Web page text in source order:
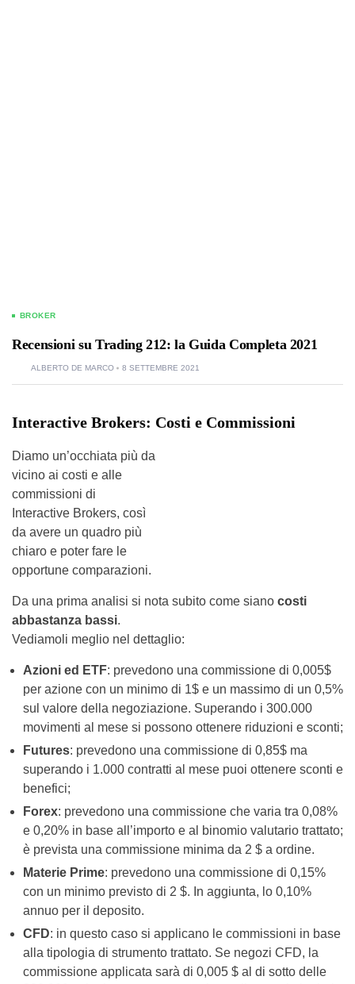
BROKER
Recensioni su Trading 212: la Guida Completa 2021
ALBERTO DE MARCO 8 SETTEMBRE 2021
Interactive Brokers: Costi e Commissioni
Diamo un’occhiata più da
vicino ai costi e alle
commissioni di
Interactive Brokers, così
da avere un quadro più
chiaro e poter fare le
opportune comparazioni.
Da una prima analisi si nota subito come siano costi
abbastanza bassi.
Vediamoli meglio nel dettaglio:
Azioni ed ETF: prevedono una commissione di 0,005$
per azione con un minimo di 1$ e un massimo di un 0,5%
sul valore della negoziazione. Superando i 300.000
movimenti al mese si possono ottenere riduzioni e sconti;
Futures: prevedono una commissione di 0,85$ ma
superando i 1.000 contratti al mese puoi ottenere sconti e
benefici;
Forex: prevedono una commissione che varia tra 0,08%
e 0,20% in base all’importo e al binomio valutario trattato;
è prevista una commissione minima da 2 $ a ordine.
Materie Prime: prevedono una commissione di 0,15%
con un minimo previsto di 2 $. In aggiunta, lo 0,10%
annuo per il deposito.
CFD: in questo caso si applicano le commissioni in base
alla tipologia di strumento trattato. Se negozi CFD, la
commissione applicata sarà di 0,005 $ al di sotto delle